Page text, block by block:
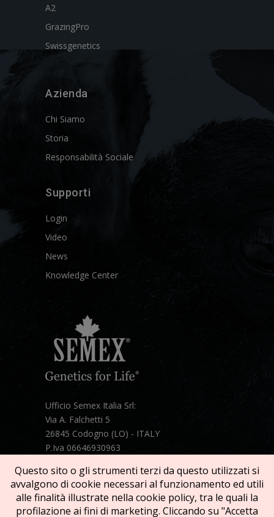
A2
GrazingPro
Swissgenetics
Azienda
Chi Siamo
Storia
Responsabilità Sociale
Supporti
Login
Video
News
Knowledge Center
Ufficio Semex Italia Srl:
Via A. Falchetti 5
26845 Codogno (LO) - ITALY
P.Iva 06646930963
Mail: semex@semexitalia.it
Guarda la mappa
Questo sito o gli strumenti terzi da questo utilizzati si
avvalgono di cookie necessari al funzionamento ed utili
alle finalità illustrate nella cookie policy, tra le quali la
profilazione ai fini di marketing. Cliccando su "Accetta